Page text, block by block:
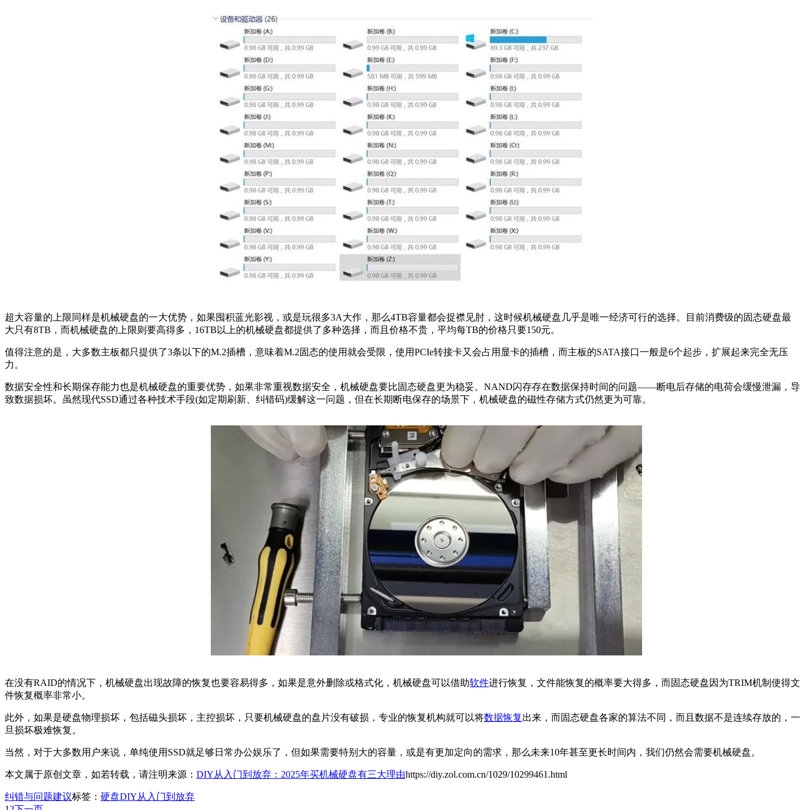
超大容量的上限同样是机械硬盘的一大优势，如果囤积蓝光影视，或是玩很多3A大作，那么4TB容量都会捉襟见肘，这时候机械硬盘几乎是唯一经济可行的选择。目前消费级的固态硬盘最
大只有8TB，而机械硬盘的上限则要高得多，16TB以上的机械硬盘都提供了多种选择，而且价格不贵，平均每TB的价格只要150元。
值得注意的是，大多数主板都只提供了3条以下的M.2插槽，意味着M.2固态的使用就会受限，使用PCIe转接卡又会占用显卡的插槽，而主板的SATA接口一般是6个起步，扩展起来完全无压
力。
数据安全性和长期保存能力也是机械硬盘的重要优势，如果非常重视数据安全，机械硬盘要比固态硬盘更为稳妥。NAND闪存存在数据保持时间的问题——断电后存储的电荷会缓慢泄漏，导
致数据损坏。虽然现代SSD通过各种技术手段(如定期刷新、纠错码)缓解这一问题，但在长期断电保存的场景下，机械硬盘的磁性存储方式仍然更为可靠。
在没有RAID的情况下，机械硬盘出现故障的恢复也要容易得多，如果是意外删除或格式化，机械硬盘可以借助软件进行恢复，文件能恢复的概率要大得多，而固态硬盘因为TRIM机制使得文
件恢复概率非常小。
此外，如果是硬盘物理损坏，包括磁头损坏，主控损坏，只要机械硬盘的盘片没有破损，专业的恢复机构就可以将数据恢复出来，而固态硬盘各家的算法不同，而且数据不是连续存放的，一
旦损坏极难恢复。
当然，对于大多数用户来说，单纯使用SSD就足够日常办公娱乐了，但如果需要特别大的容量，或是有更加定向的需求，那么未来10年甚至更长时间内，我们仍然会需要机械硬盘。
本文属于原创文章，如若转载，请注明来源： DIY从入门到放弃：2025年买机械硬盘有三大理由https://diy.zol.com.cn/1029/10299461.html
纠错与问题建议标签： 硬盘DIY从入门到放弃